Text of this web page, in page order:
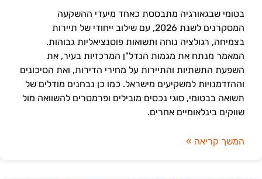
בטומי שבגאורגיה מתבססת כאחד מיעדי ההשקעה
המסקרנים לשנת 2026, עם שילוב ייחודי של תיירות
בצמיחה, רגולציה נוחה ותשואות פוטנציאליות גבוהות.
המאמר מנתח את מגמות הנדל"ן המרכזיות בעיר, את
השפעת התשתיות והתיירות על מחירי הדירות, ואת הסיכונים
וההזדמנויות למשקיעים מישראל. כמו כן נבחנים מודלים של
תשואה בבטומי, סוגי נכסים מובילים ופרמטרים להשוואה מול
שווקים בינלאומיים אחרים.
המשך קריאה »